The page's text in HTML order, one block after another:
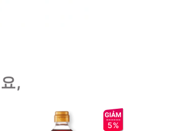
,
5%